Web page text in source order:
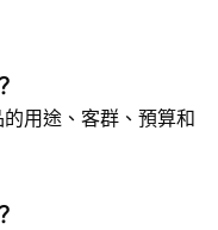
用途、客群、預算和